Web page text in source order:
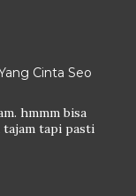
Cinta Seo
hmmm bisa
tajam tapi pasti